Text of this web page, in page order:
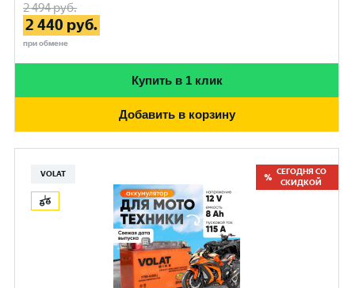
2 494руб.
2 440 руб.
при обмене
Купить в 1 клик
Добавить в корзину
VOLAT
СЕГОДНЯ СО
СКИДКОЙ